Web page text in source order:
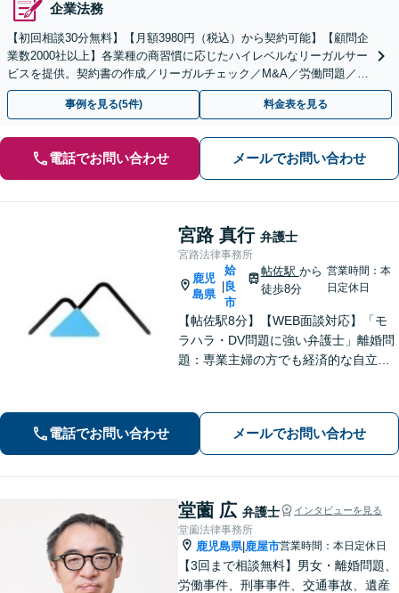
企業法務
【初回相談30分無料】【月額3980円（税込）から契約可能】【顧問企
業数2000社以上】各業種の商習慣に応じたハイレベルなリーガルサー
ビスを提供。契約書の作成／リーガルチェック／M&A／労働問題／知
的財産等、お任せください【他士業連携可能】
事例を見る(5件) 料金表を見る
電話でお問い合わせ メールでお問い合わせ
宮路 真行 弁護士
宮路法律事務所
鹿児
島県
姶
良
市
帖佐駅 から
徒歩8分
営業時間：本
日定休日
【帖佐駅8分】【WEB面談対応】「モ
ラハラ・DV問題に強い弁護士」離婚問
題：専業主婦の方でも経済的な自立に
の返済に追われる自転車操業状態の方
もご相談ください」【休日・夜間相談
可】
電話でお問い合わせ メールでお問い合わせ
堂薗 広 弁護士 インタビューを見る
堂薗法律事務所
鹿児島県| 鹿屋市営業時間：本日定休日
【3回まで相談無料】男女・離婚問題、
労働事件、刑事事件、交通事故、遺産